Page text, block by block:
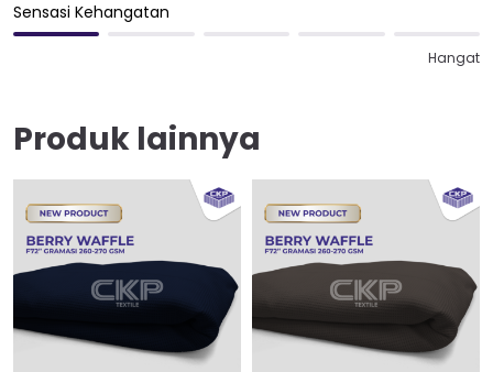
Sensasi Kehangatan
Hangat
Produk lainnya